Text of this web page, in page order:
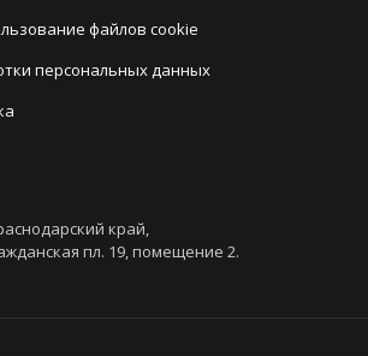
файлов cookie
персональных данных
край,
пл. 19, помещение 2.